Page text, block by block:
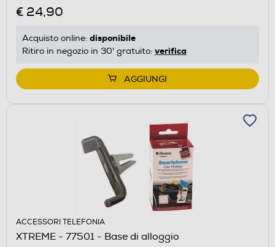
€ 24,90
Acquisto online: disponibile
Ritiro in negozio in 30' gratuito: verifica
AGGIUNGI
ACCESSORI TELEFONIA
XTREME - 77501 - Base di alloggio